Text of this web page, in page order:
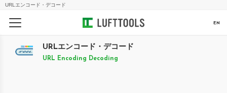
URLエンコード・デコード
EN
URLエンコード・デコード
URL Encoding Decoding